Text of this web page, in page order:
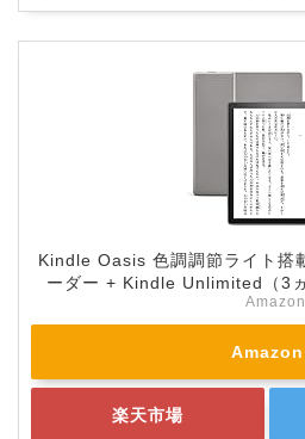
Kindle Oasis 色調調節ライト搭
ーダー + Kindle Unlimited（3
Amazon
Amazon
楽天市場